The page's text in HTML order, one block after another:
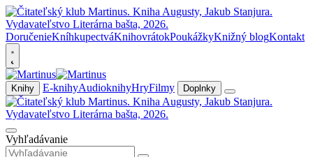
DoručenieKníhkupectváKnihovrátokPoukážkyKnižný blogKontakt
Knihy E-knihyAudioknihyHryFilmy Doplnky
Vyhľadávanie